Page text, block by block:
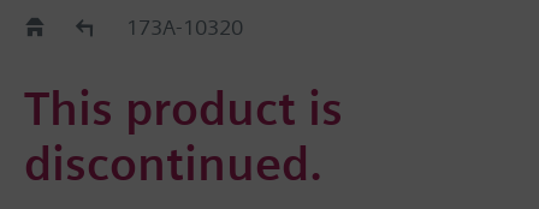
Old2New173A-10320
This product is
discontinued.